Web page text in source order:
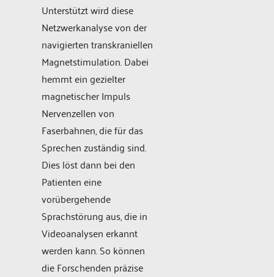
Unterstützt wird diese
Netzwerkanalyse von der
navigierten transkraniellen
Magnetstimulation. Dabei
hemmt ein gezielter
magnetischer Impuls
Nervenzellen von
Faserbahnen, die für das
Sprechen zuständig sind.
Dies löst dann bei den
Patienten eine
vorübergehende
Sprachstörung aus, die in
Videoanalysen erkannt
werden kann. So können
die Forschenden präzise